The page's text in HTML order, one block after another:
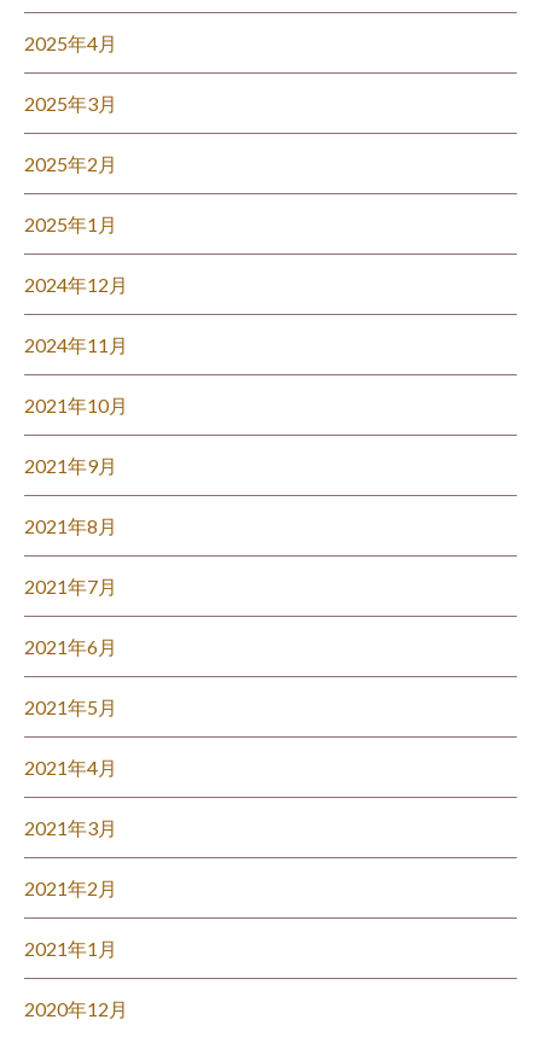
2025年4月
2025年3月
2025年2月
2025年1月
2024年12月
2024年11月
2021年10月
2021年9月
2021年8月
2021年7月
2021年6月
2021年5月
2021年4月
2021年3月
2021年2月
2021年1月
2020年12月